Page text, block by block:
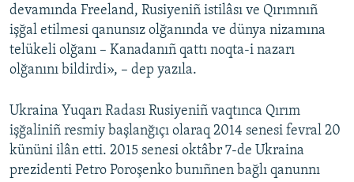
devamında Freeland, Rusiyeniñ istilâsı ve Qırımnıñ
işğal etilmesi qanunsız olğanında ve dünya nizamına
telükeli olğanı – Kanadanıñ qattı noqta-i nazarı
olğanını bildirdi», – dep yazıla.
Ukraina Yuqarı Radası Rusiyeniñ vaqtınca Qırım
işğaliniñ resmiy başlanğıçı olaraq 2014 senesi fevral 20
kününi ilân etti. 2015 senesi oktâbr 7-de Ukraina
prezidenti Petro Poroşenko bunıñnen bağlı qanunnı